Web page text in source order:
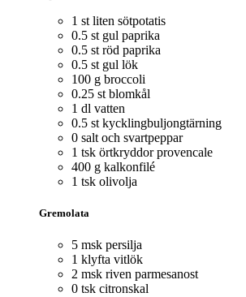
1 st liten sötpotatis
0.5 st gul paprika
0.5 st röd paprika
0.5 st gul lök
100 g broccoli
0.25 st blomkål
1 dl vatten
0.5 st kycklingbuljongtärning
0 salt och svartpeppar
1 tsk örtkryddor provencale
400 g kalkonfilé
1 tsk olivolja
Gremolata
5 msk persilja
1 klyfta vitlök
2 msk riven parmesanost
0 tsk citronskal